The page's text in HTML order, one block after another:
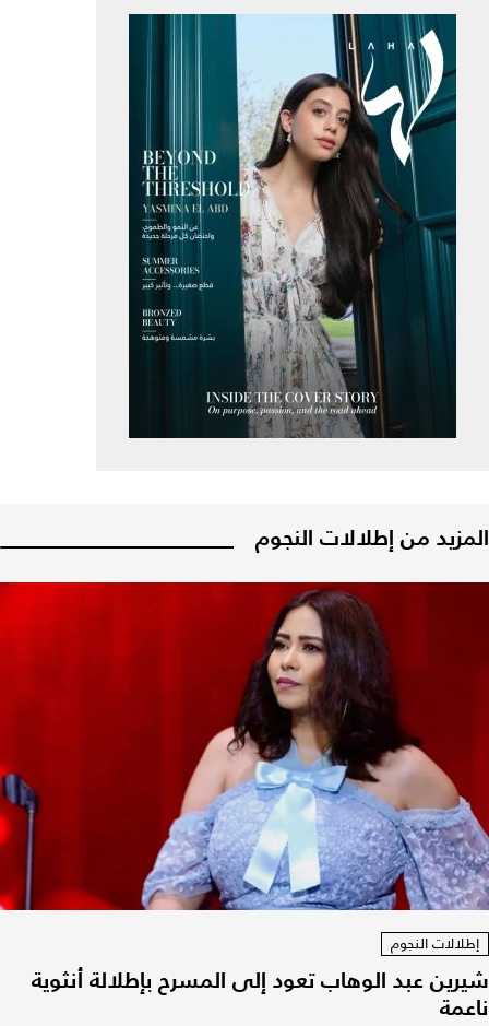
المزيد من إطلالات النجوم
إطلالات النجوم
شيرين عبد الوهاب تعود إلى المسرح بإطلالة أنثوية
ناعمة